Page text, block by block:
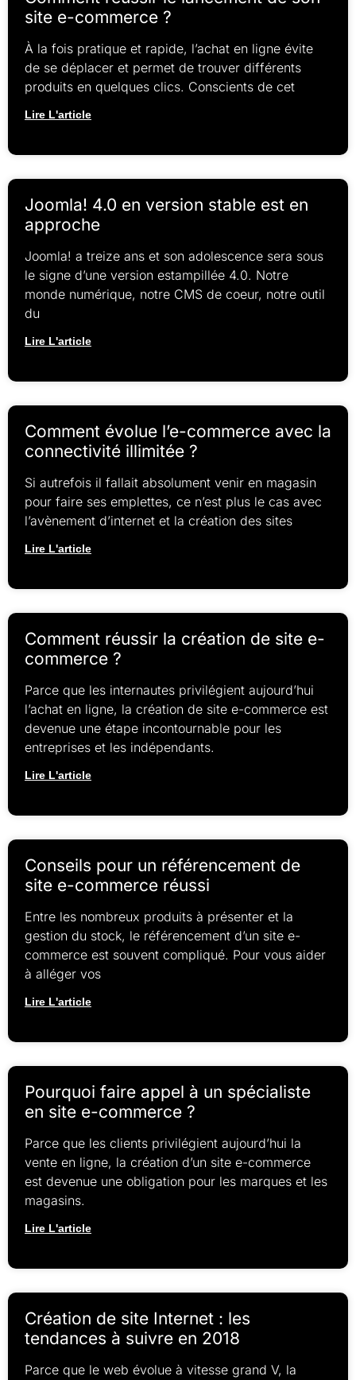
site e-commerce ?
À la fois pratique et rapide, l’achat en ligne évite
de se déplacer et permet de trouver différents
produits en quelques clics. Conscients de cet
Lire L'article
Joomla! 4.0 en version stable est en
approche
Joomla! a treize ans et son adolescence sera sous
le signe d’une version estampillée 4.0. Notre
monde numérique, notre CMS de coeur, notre outil
du
Lire L'article
Comment évolue l’e-commerce avec la
connectivité illimitée ?
Si autrefois il fallait absolument venir en magasin
pour faire ses emplettes, ce n’est plus le cas avec
l’avènement d’internet et la création des sites
Lire L'article
Comment réussir la création de site e-
commerce ?
Parce que les internautes privilégient aujourd’hui
l’achat en ligne, la création de site e-commerce est
devenue une étape incontournable pour les
entreprises et les indépendants.
Lire L'article
Conseils pour un référencement de
site e-commerce réussi
Entre les nombreux produits à présenter et la
gestion du stock, le référencement d’un site e-
commerce est souvent compliqué. Pour vous aider
à alléger vos
Lire L'article
Pourquoi faire appel à un spécialiste
en site e-commerce ?
Parce que les clients privilégient aujourd’hui la
vente en ligne, la création d’un site e-commerce
est devenue une obligation pour les marques et les
magasins.
Lire L'article
Création de site Internet : les
tendances à suivre en 2018
Parce que le web évolue à vitesse grand V, la